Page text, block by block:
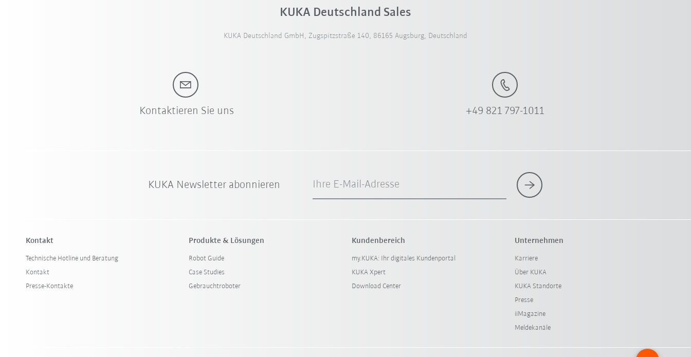
KUKA Deutschland Sales
KUKA Deutschland GmbH, Zugspitzstraße 140, 86165 Augsburg, Deutschland
Kontaktieren Sie uns +49 821 797-1011
KUKA Newsletter abonnieren Ihre E-Mail-Adresse
Kontakt
Technische Hotline und Beratung
Kontakt
Presse-Kontakte
Produkte & Lösungen
Robot Guide
Case Studies
Gebrauchtroboter
Kundenbereich
my.KUKA: Ihr digitales Kundenportal
KUKA Xpert
Download Center
Unternehmen
Karriere
Über KUKA
KUKA Standorte
Presse
iiMagazine
Meldekanäle